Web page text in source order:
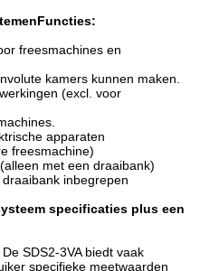
Functies:
freesmachines en
kamers kunnen maken.
(excl. voor
apparaten
freesmachine)
met een draaibank)
inbegrepen
specificaties plus een
SDS2-3VA biedt vaak
specifieke meetwaarden